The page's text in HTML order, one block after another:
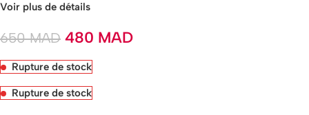
Voir plus de détails
650MAD 480 MAD
Rupture de stock
Rupture de stock